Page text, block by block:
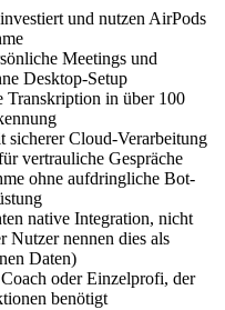
und nutzen AirPods
Meetings und
Desktop-Setup
Transkription in über 100
sicherer Cloud-Verarbeitung
vertrauliche Gespräche
ohne aufdringliche Bot-
native Integration, nicht
Nutzer nennen dies als
Daten)
oder Einzelprofi, der
benötigt